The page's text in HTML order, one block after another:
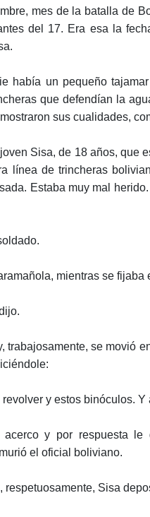
mes de la batalla de
del 17. Era esa la
había un pequeño
que defendían la
sus cualidades,
Sisa, de 18 años, que
línea de trincheras
Estaba muy mal
mientras se
trabajosamente, se movió
y estos binóculos.
y por respuesta le
el oficial boliviano.
respetuosamente, Sisa